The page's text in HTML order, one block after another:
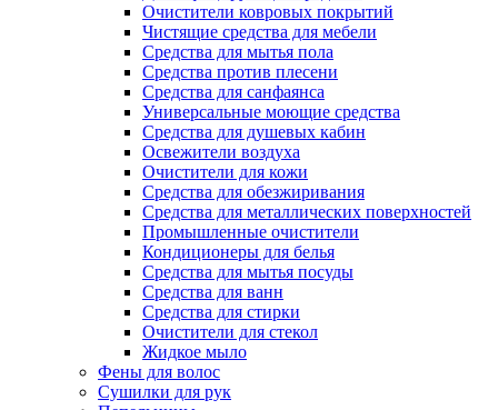
Очистители ковровых покрытий
Чистящие средства для мебели
Средства для мытья пола
Средства против плесени
Средства для санфаянса
Универсальные моющие средства
Средства для душевых кабин
Освежители воздуха
Очистители для кожи
Средства для обезжиривания
Средства для металлических поверхностей
Промышленные очистители
Кондиционеры для белья
Средства для мытья посуды
Средства для ванн
Средства для стирки
Очистители для стекол
Жидкое мыло
Фены для волос
Сушилки для рук